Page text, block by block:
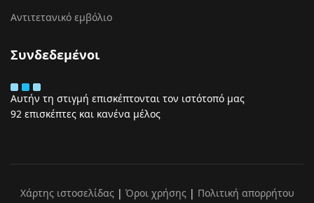
Αντιτετανικό εμβόλιο
Συνδεδεμένοι
Αυτήν τη στιγμή επισκέπτονται τον ιστότοπό μας
92 επισκέπτες και κανένα μέλος
Χάρτης ιστοσελίδας| Όροι χρήσης| Πολιτική απορρήτου